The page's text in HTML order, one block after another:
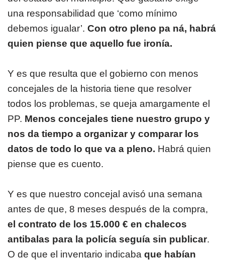
una responsabilidad que ‘como mínimo
debemos igualar’. Con otro pleno pa ná, habrá
quien piense que aquello fue ironía.
Y es que resulta que el gobierno con menos
concejales de la historia tiene que resolver
todos los problemas, se queja amargamente el
PP. Menos concejales tiene nuestro grupo y
nos da tiempo a organizar y comparar los
datos de todo lo que va a pleno. Habrá quien
piense que es cuento.
Y es que nuestro concejal avisó una semana
antes de que, 8 meses después de la compra,
el contrato de los 15.000 € en chalecos
antibalas para la policía seguía sin publicar.
O de que el inventario indicaba que habían